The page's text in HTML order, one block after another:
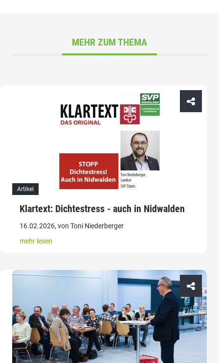
MEHR ZUM THEMA
Artikel
Klartext: Dichtestress - auch in Nidwalden
16.02.2026, von Toni Niederberger
mehr lesen